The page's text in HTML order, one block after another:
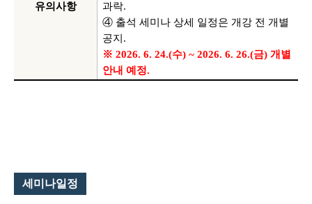
유의사항
과락.
④ 출석 세미나 상세 일정은 개강 전 개별
공지 .
※ 2026. 6. 24.(수) ~ 2026. 6. 26.(금) 개별
안내 예정.
세미나일정